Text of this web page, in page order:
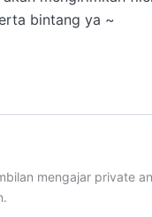
bintang ya ~
mengajar private